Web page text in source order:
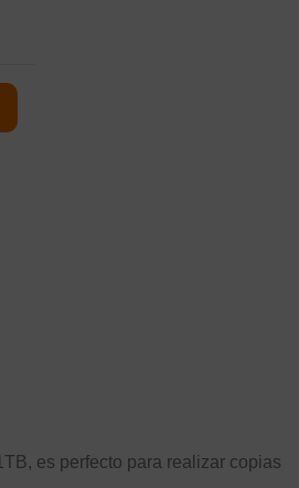
es perfecto para realizar copias